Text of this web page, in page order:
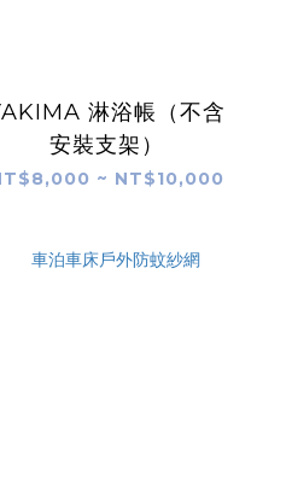
淋浴帳（不含
安裝支架）
~ NT$10,000